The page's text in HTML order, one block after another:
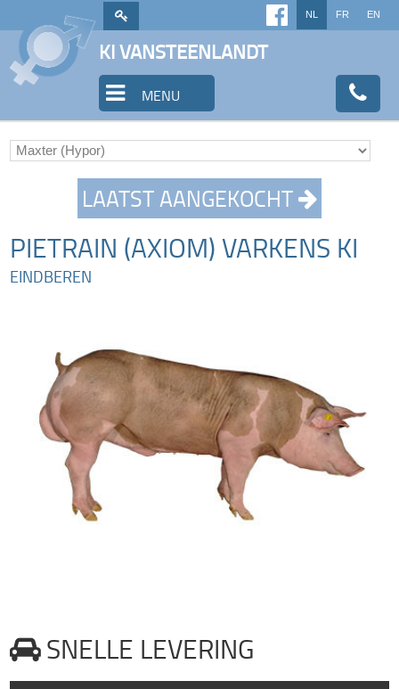
NL FR EN
KI VANSTEENLANDT
MENU
LAATST AANGEKOCHT
PIETRAIN (AXIOM) VARKENS KI
EINDBEREN
SNELLE LEVERING